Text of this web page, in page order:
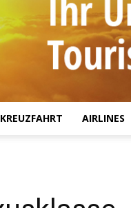
KREUZFAHRT AIRLINES